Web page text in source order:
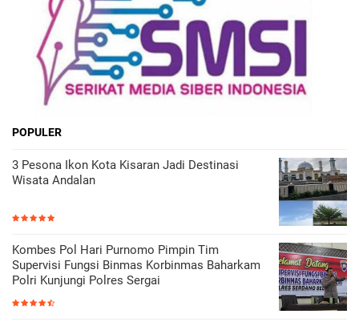
POPULER
3 Pesona Ikon Kota Kisaran Jadi Destinasi
Wisata Andalan
Kombes Pol Hari Purnomo Pimpin Tim
Supervisi Fungsi Binmas Korbinmas Baharkam
Polri Kunjungi Polres Sergai